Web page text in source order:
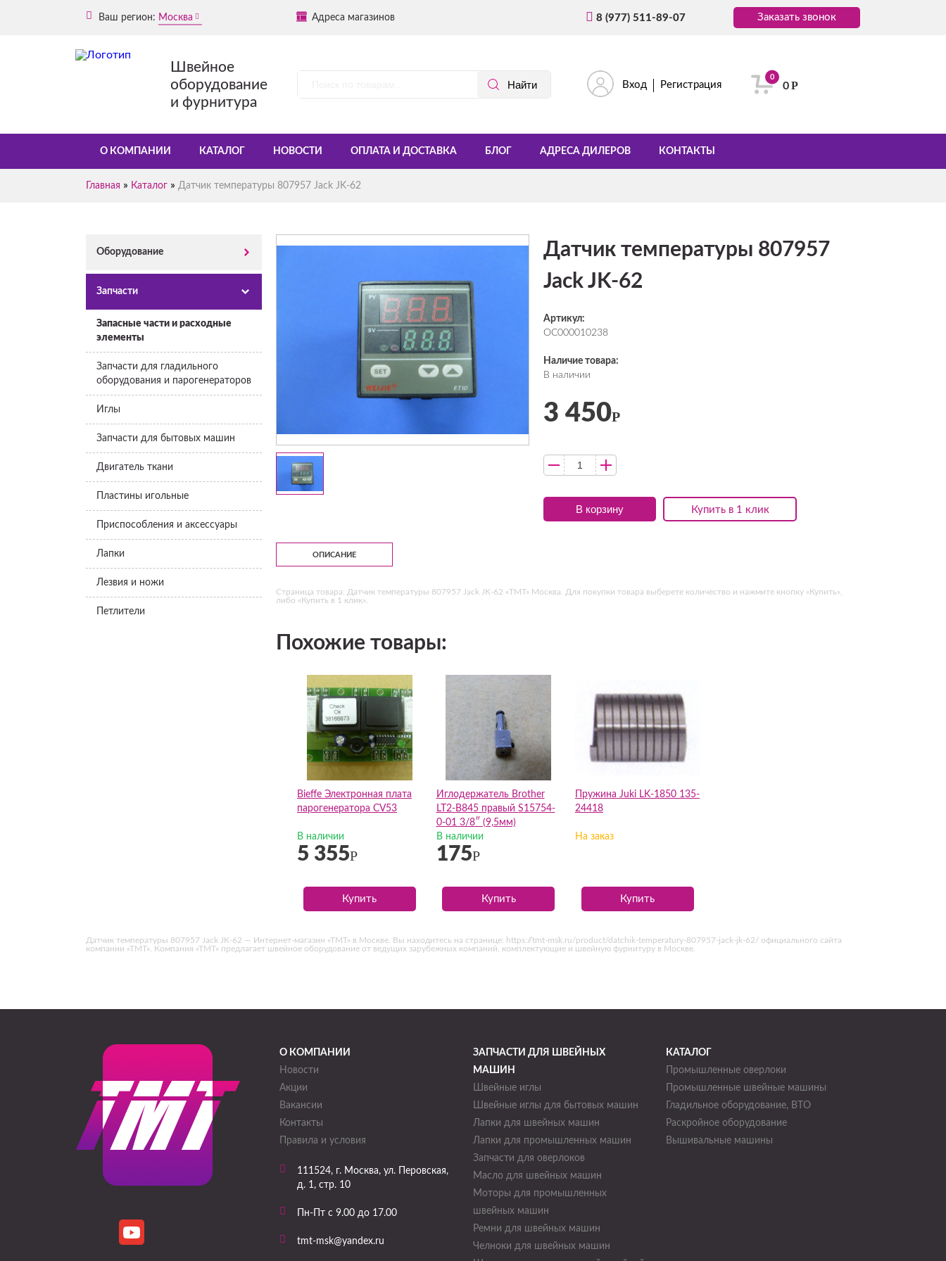
Ваш регион: Москва Адреса магазинов 8 (977) 511-89-07 Заказать звонок
Швейное
оборудование
и фурнитура
Вход Регистрация
0
0Р
О КОМПАНИИ КАТАЛОГ НОВОСТИ ОПЛАТА И ДОСТАВКА БЛОГ АДРЕСА ДИЛЕРОВ КОНТАКТЫ
Главная » Каталог » Датчик температуры 807957 Jack JK-62
Оборудование
Запчасти
Запасные части и расходные
элементы
Запчасти для гладильного
оборудования и парогенераторов
Иглы
Запчасти для бытовых машин
Двигатель ткани
Пластины игольные
Приспособления и аксессуары
Лапки
Лезвия и ножи
Петлители
Датчик температуры 807957
Jack JK-62
Артикул:
ОС000010238
Наличие товара:
В наличии
Купить в 1 клик
3 450Р
В корзину
ОПИСАНИЕ
Страница товара: Датчик температуры 807957 Jack JK-62 «ТМТ» Москва. Для покупки товара выберете количество и нажмите кнопку «Купить»,
либо «Купить в 1 клик».
Похожие товары:
Bieffe Электронная плата
парогенератора CV53
В наличии
5 355Р
Купить
Иглодержатель Brother
LT2-B845 правый S15754-
0-01 3/8″ (9,5мм)
В наличии
175Р
Купить
Пружина Juki LK-1850 135-
24418
На заказ
Купить
Датчик температуры 807957 Jack JK-62 — Интернет-магазин «ТМТ» в Москве. Вы находитесь на странице: https://tmt-msk.ru/product/datchik-temperatury-807957-jack-jk-62/ официального сайта
компании «ТМТ». Компания «ТМТ» предлагает швейное оборудование от ведущих зарубежных компаний, комплектующие и швейную фурнитуру в Москве.
О КОМПАНИИ
Новости
Акции
Вакансии
Контакты
Правила и условия
111524, г. Москва, ул. Перовская,
д. 1, стр. 10
Пн-Пт с 9.00 до 17.00
tmt-msk@yandex.ru
ЗАПЧАСТИ ДЛЯ ШВЕЙНЫХ
МАШИН
Швейные иглы
Швейные иглы для бытовых машин
Лапки для швейных машин
Лапки для промышленных машин
Запчасти для оверлоков
Масло для швейных машин
Моторы для промышленных
швейных машин
Ремни для швейных машин
Челноки для швейных машин
КАТАЛОГ
Промышленные оверлоки
Промышленные швейные машины
Гладильное оборудование, ВТО
Раскройное оборудование
Вышивальные машины